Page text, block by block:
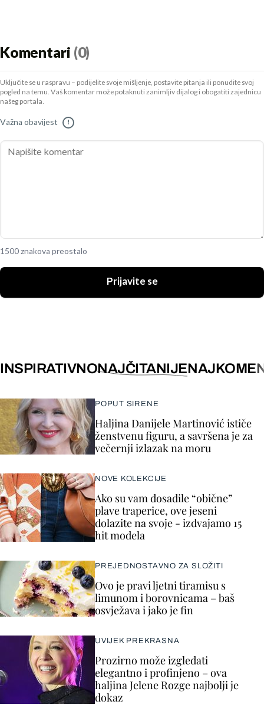
Komentari (0)
Uključite se u raspravu – podijelite svoje mišljenje, postavite pitanja ili ponudite svoj
pogled na temu. Vaš komentar može potaknuti zanimljiv dijalog i obogatiti zajednicu
našeg portala.
Važna obavijest !
1500 znakova preostalo
Prijavite se
INSPIRATIVNONAJČITANIJE
POPUT SIRENE
Haljina Danijele Martinović ističe
ženstvenu figuru, a savršena je za
večernji izlazak na moru
NOVE KOLEKCIJE
Ako su vam dosadile “obične”
plave traperice, ove jeseni
dolazite na svoje - izdvajamo 15
hit modela
PREJEDNOSTAVNO ZA SLOŽITI
Ovo je pravi ljetni tiramisu s
limunom i borovnicama – baš
osvježava i jako je fin
UVIJEK PREKRASNA
Prozirno može izgledati
elegantno i profinjeno – ova
haljina Jelene Rozge najbolji je
dokaz